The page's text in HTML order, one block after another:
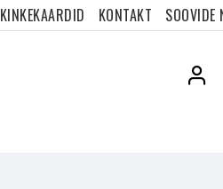
KINKEKAARDID KONTAKT SOOVIDE